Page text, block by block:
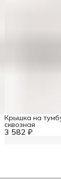
3 582 ₽
Крышка на
сквозная